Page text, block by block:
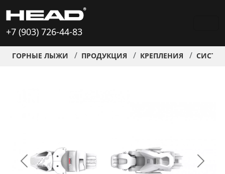
+7 (903) 726-44-83
ГОРНЫЕ ЛЫЖИ ПРОДУКЦИЯ КРЕПЛЕНИЯ